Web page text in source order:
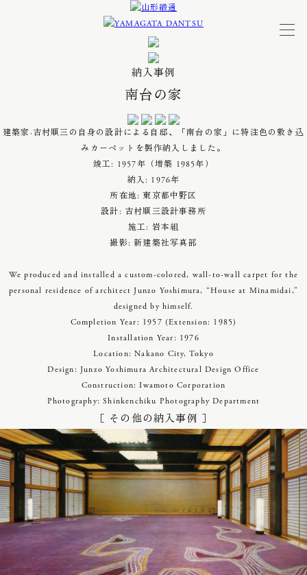
納入事例
南台の家
建築家·吉村順三の自身の設計による自邸、「南台の家」に特注色の敷き込
みカーペットを製作納入しました。
竣工: 1957年（増築 1985年）
納入: 1976年
所在地: 東京都中野区
設計: 吉村順三設計事務所
施工: 岩本組
撮影: 新建築社写真部
We produced and installed a custom-colored, wall-to-wall carpet for the
personal residence of architect Junzo Yoshimura, “House at Minamidai,”
designed by himself.
Completion Year: 1957 (Extension: 1985)
Installation Year: 1976
Location: Nakano City, Tokyo
Design: Junzo Yoshimura Architectural Design Office
Construction: Iwamoto Corporation
Photography: Shinkenchiku Photography Department
［ その他の納入事例 ］